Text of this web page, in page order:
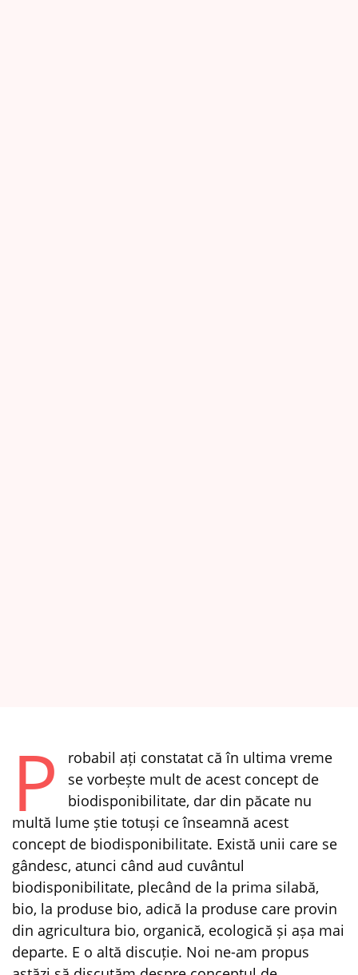
P
robabil ați constatat că în ultima vreme
se vorbește mult de acest concept de
biodisponibilitate, dar din păcate nu
multă lume știe totuși ce înseamnă acest
concept de biodisponibilitate. Există unii care se
gândesc, atunci când aud cuvântul
biodisponibilitate, plecând de la prima silabă,
bio, la produse bio, adică la produse care provin
din agricultura bio, organică, ecologică și așa mai
departe. E o altă discuție. Noi ne-am propus